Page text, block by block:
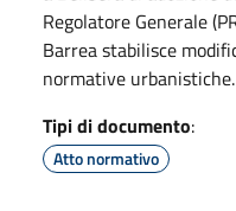
Regolatore Generale
Barrea stabilisce
normative urbanistiche.
Tipi di documento:
Atto normativo